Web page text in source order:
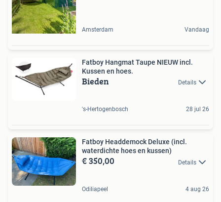
Amsterdam Vandaag
Fatboy Hangmat Taupe NIEUW incl.
Kussen en hoes.
Bieden Details
's-Hertogenbosch 28 jul 26
Fatboy Headdemock Deluxe (incl.
waterdichte hoes en kussen)
€ 350,00 Details
Odiliapeel 4 aug 26